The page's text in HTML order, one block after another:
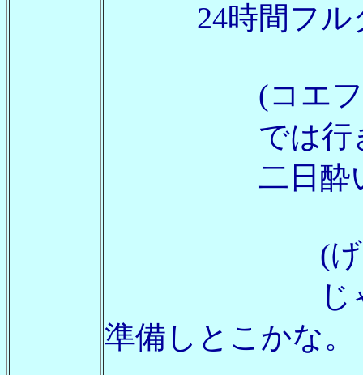
24時間フルタ
(コエフ
では行き
二日酔いで
(げんき
じゃぁこち
準備しとこかな。